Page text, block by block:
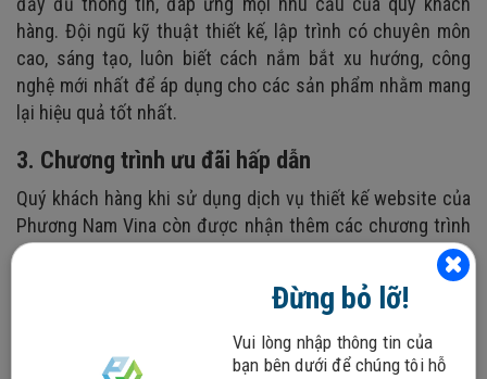
hàng. Đội ngũ kỹ thuật thiết kế, lập trình có chuyên môn
cao, sáng tạo, luôn biết cách nắm bắt xu hướng, công
nghệ mới nhất để áp dụng cho các sản phẩm nhằm mang
lại hiệu quả tốt nhất.
3. Chương trình ưu đãi hấp dẫn
Quý khách hàng khi sử dụng dịch vụ thiết kế website của
Phương Nam Vina còn được nhận thêm các chương trình
ưu đãi và khuyến mại tuyệt vời mà không phải công ty
- Tặng 01 tên miền quốc tế (.com, .net, .info…) sử dụng
miễn phí trong năm đầu tiên.
Đừng bỏ lỡ!
Vui lòng nhập thông tin của
bạn bên dưới để chúng tôi hỗ